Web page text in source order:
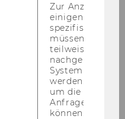
Zur Anzeige von
einigen WU-
spezifischen
müssen
teilweise von
nachgelagerten
System
werden.
um die Antwort
Anfrage
können.